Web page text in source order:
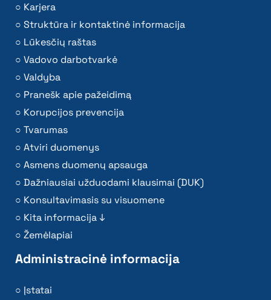
Karjera
Struktūra ir kontaktinė informacija
Lūkesčių raštas
Vadovo darbotvarkė
Valdyba
Pranešk apie pažeidimą
Korupcijos prevencija
Tvarumas
Atviri duomenys
Asmens duomenų apsauga
Dažniausiai užduodami klausimai (DUK)
Konsultavimasis su visuomene
Kita informacija ↓
Žemėlapiai
Administracinė informacija
Įstatai